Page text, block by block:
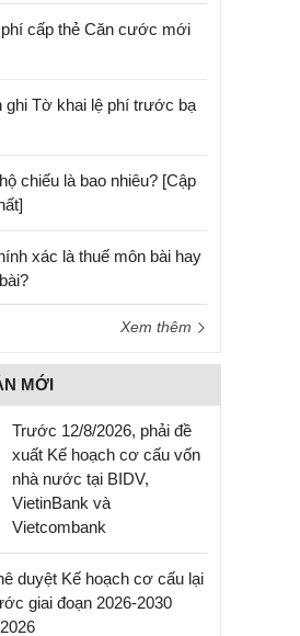
cấp thẻ Căn cước mới
ghi Tờ khai lệ phí trước bạ
chiếu là bao nhiêu? [Cập
xác là thuế môn bài hay
Xem thêm
MỚI
Trước 12/8/2026, phải đề
xuất Kế hoạch cơ cấu vốn
nhà nước tại BIDV,
VietinBank và
Vietcombank
duyệt Kế hoạch cơ cấu lại
giai đoạn 2026-2030